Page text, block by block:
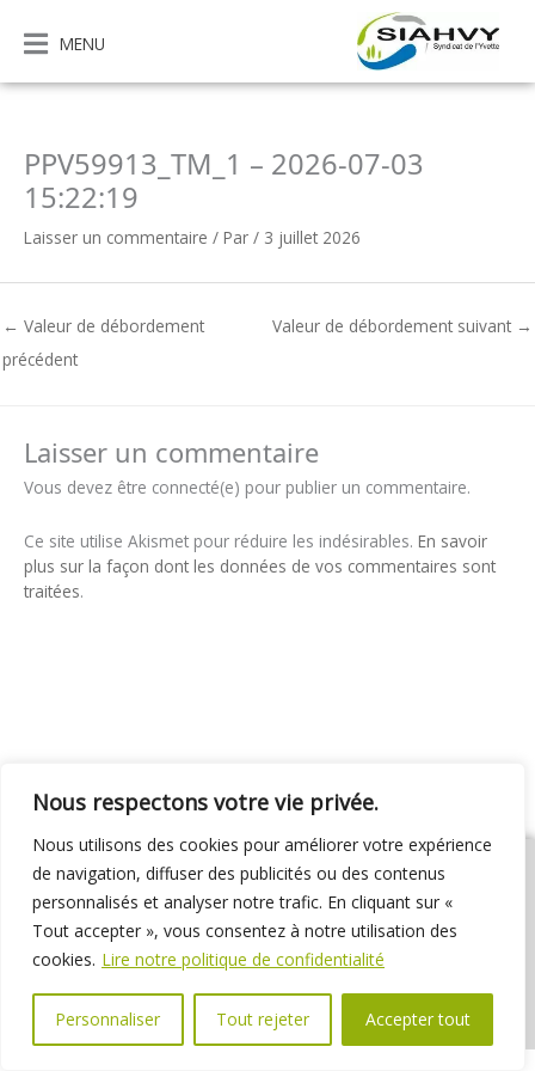
Nous respectons votre vie privée.
Nous utilisons des cookies pour améliorer votre expérience
de navigation, diffuser des publicités ou des contenus
personnalisés et analyser notre trafic. En cliquant sur «
Tout accepter », vous consentez à notre utilisation des
cookies. Lire notre politique de confidentialité
Personnaliser Tout rejeter Accepter tout
contenu
MENU
PPV59913_TM_1 – 2026-07-03
15:22:19
Laisser un commentaire / Par / 3 juillet 2026
← Valeur de débordement
précédent
Valeur de débordement suivant →
Laisser un commentaire
Vous devez être connecté(e) pour publier un commentaire.
Ce site utilise Akismet pour réduire les indésirables. En savoir
plus sur la façon dont les données de vos commentaires sont
traitées.
01 69 31 72 10 01 69 31 37 31
Nous contacter
Espace élus
Marchés publics Délibérations